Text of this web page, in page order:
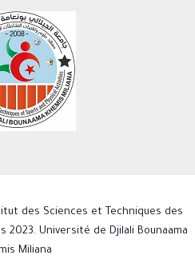
des Sciences et Techniques des
Université de Djilali Bounaama
Miliana